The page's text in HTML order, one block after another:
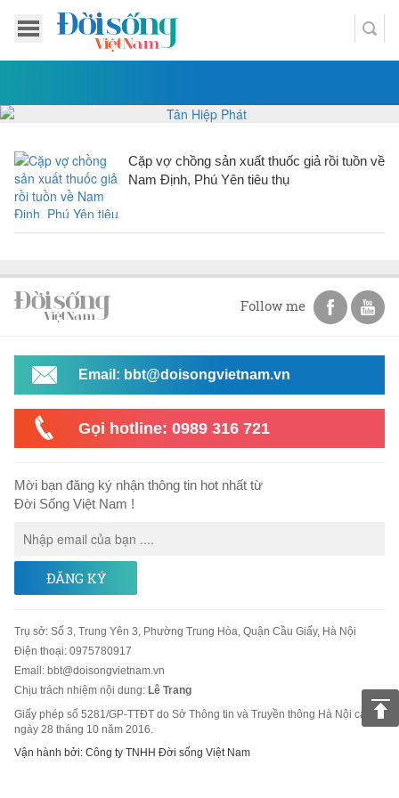
Cặp vợ chồng sản xuất thuốc giả rồi tuồn về
Nam Định, Phú Yên tiêu thụ
Follow me
Email: bbt@doisongvietnam.vn
Gọi hotline: 0989 316 721
Mời bạn đăng ký nhận thông tin hot nhất từ
Đời Sống Việt Nam !
ĐĂNG KÝ
Trụ sở: Số 3, Trung Yên 3, Phường Trung Hòa, Quận Cầu Giấy, Hà Nội
Điện thoại: 0975780917
Email : bbt@doisongvietnam.vn
Chịu trách nhiệm nội dung: Lê Trang
Giấy phép số 5281/GP-TTĐT do Sở Thông tin và Truyền thông Hà Nội cấp
ngày 28 tháng 10 năm 2016.
Vận hành bởi: Công ty TNHH Đời sống Việt Nam